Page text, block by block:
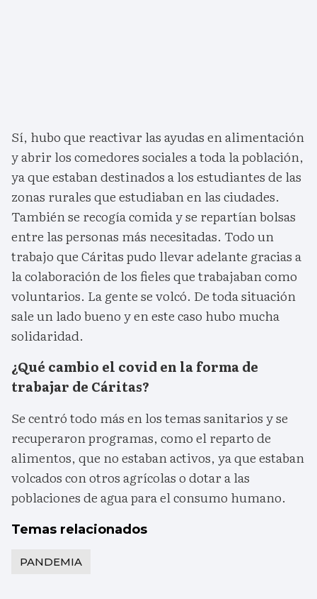
Sí, hubo que reactivar las ayudas en alimentación
y abrir los comedores sociales a toda la población,
ya que estaban destinados a los estudiantes de las
zonas rurales que estudiaban en las ciudades.
También se recogía comida y se repartían bolsas
entre las personas más necesitadas. Todo un
trabajo que Cáritas pudo llevar adelante gracias a
la colaboración de los fieles que trabajaban como
voluntarios. La gente se volcó. De toda situación
sale un lado bueno y en este caso hubo mucha
solidaridad.
¿Qué cambio el covid en la forma de
trabajar de Cáritas?
Se centró todo más en los temas sanitarios y se
recuperaron programas, como el reparto de
alimentos, que no estaban activos, ya que estaban
volcados con otros agrícolas o dotar a las
poblaciones de agua para el consumo humano.
Temas relacionados
PANDEMIA